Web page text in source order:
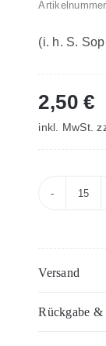
(i. h. S.
2,50€
inkl. MwSt.
-
Versand
Rückgabe &